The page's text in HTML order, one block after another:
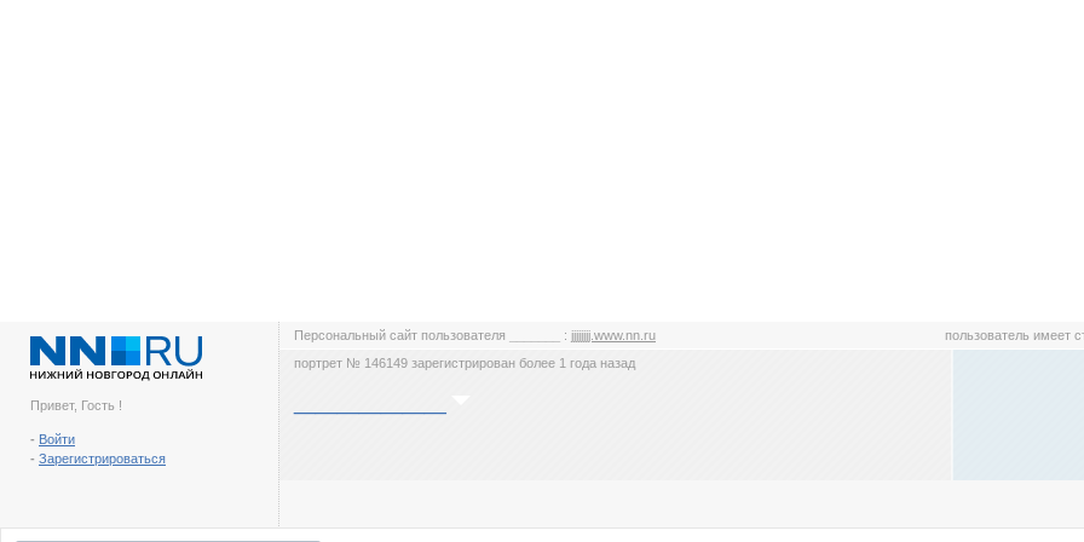
Привет, Гость !
- Войти
- Зарегистрироваться
Персональный сайт пользователя : jjjjjjjj.www.nn.ru пользователь имеет
портрет № 146149 зарегистрирован более 1 года назад